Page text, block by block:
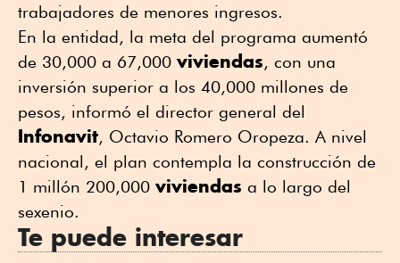
trabajadores de menores ingresos.
En la entidad, la meta del programa aumentó
de 30,000 a 67,000 viviendas, con una
inversión superior a los 40,000 millones de
pesos, informó el director general del
Infonavit, Octavio Romero Oropeza. A nivel
nacional, el plan contempla la construcción de
1 millón 200,000 viviendas a lo largo del
sexenio.
Te puede interesar